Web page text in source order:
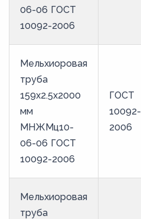
06-06 ГОСТ
10092-2006
Мельхиоровая
труба
159х2.5х2000
мм
МНЖМц10-
06-06 ГОСТ
10092-2006
ГОСТ
10092-
2006
Мельхиоровая
труба